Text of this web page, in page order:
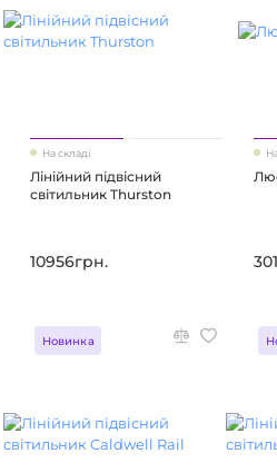
На складі
Лінійний підвісний
світильник Thurston
10956грн.
Новинка